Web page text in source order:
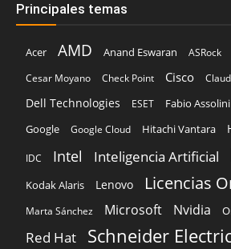
Principales temas
Acer AMD Anand Eswaran ASRock
Cesar Moyano
Check Point Cisco
Dell Technologies ESET Fabio Assolini
Google Google Cloud Hitachi Vantara
IDC Intel Inteligencia Artificial
Kodak Alaris Lenovo Licencias
Marta Sánchez Microsoft Nvidia
Red Hat Schneider